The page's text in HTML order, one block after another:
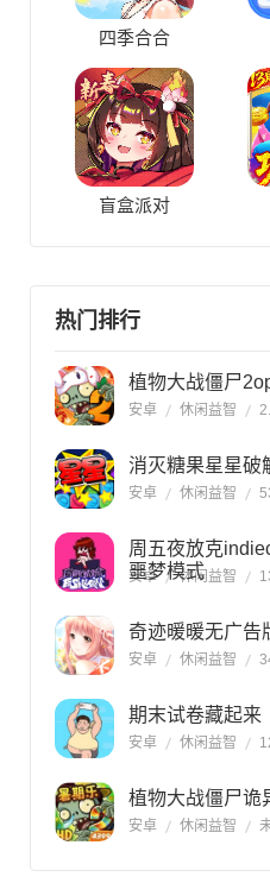
四季合合
盲盒派对
热门排行
植物大战僵尸
安卓 休闲益智
消灭糖果星星破
安卓 休闲益智
周五夜放克
噩梦模式
安卓 休闲益智
奇迹暖暖无广告
安卓 休闲益智
期末试卷藏起来
安卓 休闲益智
植物大战僵尸诡
安卓 休闲益智